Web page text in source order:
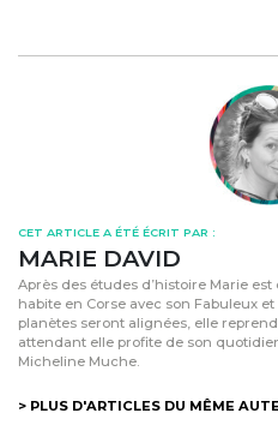
CET ARTICLE A ÉTÉ ÉCRIT PAR :
MARIE DAVID
Après des études d’histoire Marie
habite en Corse avec son Fabuleux
planètes seront alignées, elle
attendant elle profite de son
Micheline Muche.
> PLUS D'ARTICLES DU MÊME